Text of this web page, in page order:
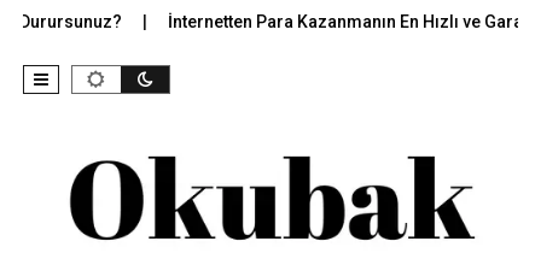
Durursunuz? İnternetten Para Kazanmanın En Hızlı ve